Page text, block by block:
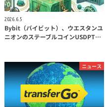
2026.6.5
Bybit（バイビット）、ウエスタンユ
ニオンのステーブルコインUSDPT…
ニュース